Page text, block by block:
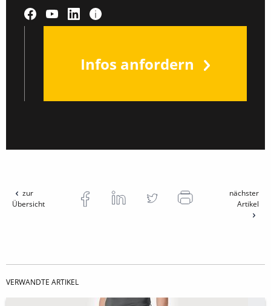
Infos anfordern
zur
Übersicht
nächster
Artikel
VERWANDTE ARTIKEL